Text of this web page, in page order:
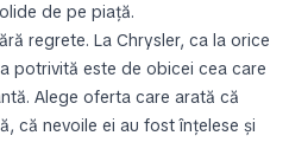
de pe piață.
regrete. La Chrysler, ca la orice
potrivită este de obicei cea care
Alege oferta care arată că
că nevoile ei au fost înțelese și